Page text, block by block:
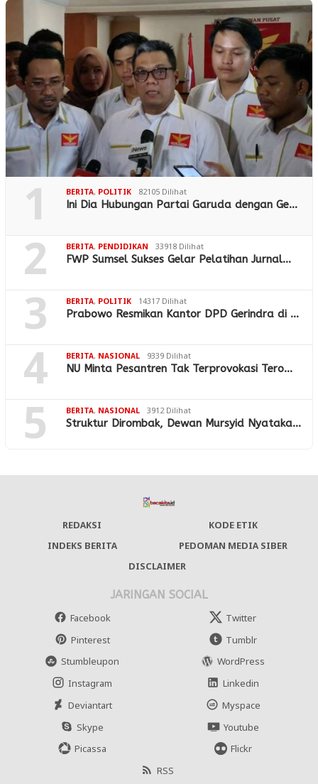
1 BERITA, POLITIK 82105 Dilihat
Ini Dia Hubungan Partai Garuda dengan Ge…
2 BERITA, PENDIDIKAN 33918 Dilihat
FWP Sumsel Sukses Gelar Pelatihan Jurnal…
3 BERITA, POLITIK 14317 Dilihat
Prabowo Resmikan Kantor DPD Gerindra di …
4 BERITA, NASIONAL 9339 Dilihat
NU Minta Pesantren Tak Terprovokasi Tero…
5 BERITA, NASIONAL 3912 Dilihat
Struktur Dirombak, Dewan Mursyid Nyataka…
REDAKSI
KODE ETIK
INDEKS BERITA
PEDOMAN MEDIA SIBER
DISCLAIMER
JARINGAN SOCIAL
Facebook
Twitter
Pinterest
Tumblr
Stumbleupon
WordPress
Instagram
Linkedin
Deviantart
Myspace
Skype
Youtube
Picassa
Flickr
RSS